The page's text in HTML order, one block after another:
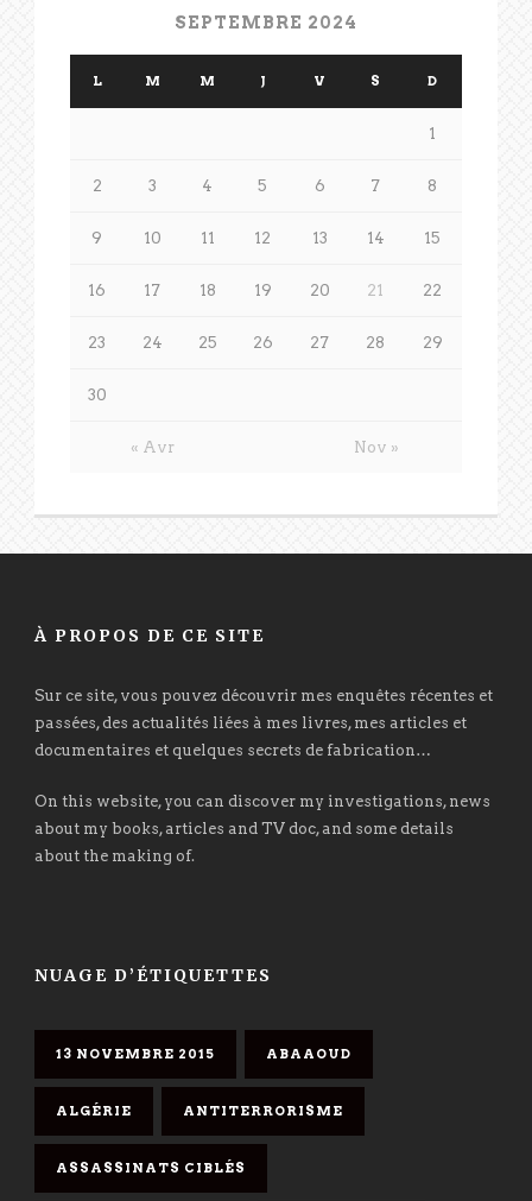
SEPTEMBRE 2024
L M M J V S D
« Avr Nov »
1
2 3 4 5 6 7 8
9 10 11 12 13 14 15
16 17 18 19 20 21 22
23 24 25 26 27 28 29
30
À PROPOS DE CE SITE
Sur ce site, vous pouvez découvrir mes enquêtes récentes et
passées, des actualités liées à mes livres, mes articles et
documentaires et quelques secrets de fabrication…
On this website, you can discover my investigations, news
about my books, articles and TV doc, and some details
about the making of.
NUAGE D’ÉTIQUETTES
13 NOVEMBRE 2015 ABAAOUD
ALGÉRIE ANTITERRORISME
ASSASSINATS CIBLÉS